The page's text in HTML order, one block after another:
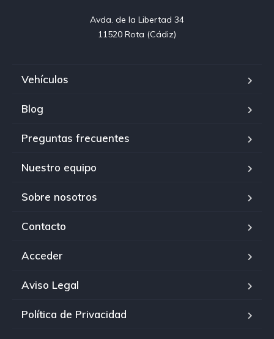
Avda. de la Libertad 34
11520 Rota (Cádiz)
Vehículos
Blog
Preguntas frecuentes
Nuestro equipo
Sobre nosotros
Contacto
Acceder
Aviso Legal
Política de Privacidad